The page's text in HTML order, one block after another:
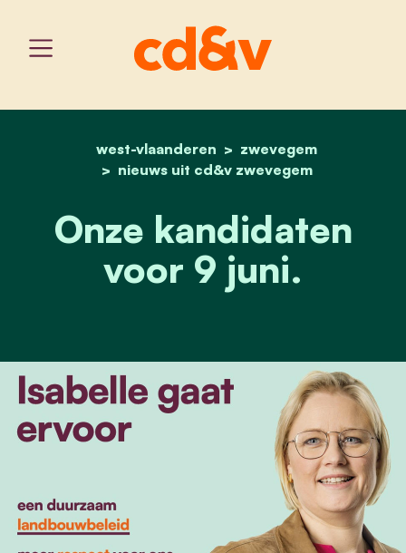
home
west-vlaanderen
zwevegem
nieuws uit cd&v zwevegem
onze kandidaten voor 9
Onze kandidaten
voor 9 juni.